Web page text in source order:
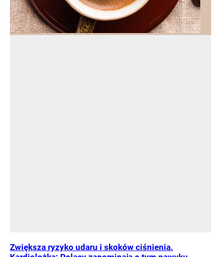
Zwiększa ryzyko udaru i skoków ciśnienia.